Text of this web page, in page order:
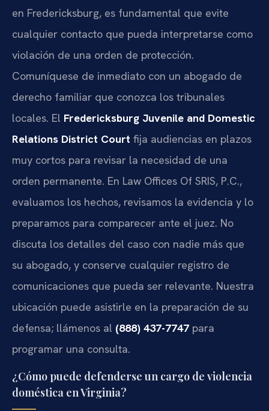
en Fredericksburg, es fundamental que evite
cualquier contacto que pueda interpretarse como
violación de una orden de protección.
Comuníquese de inmediato con un abogado de
derecho familiar que conozca los tribunales
locales. El Fredericksburg Juvenile and Domestic
Relations District Court fija audiencias en plazos
muy cortos para revisar la necesidad de una
orden permanente. En Law Offices Of SRIS, P.C.,
evaluamos los hechos, revisamos la evidencia y lo
preparamos para comparecer ante el juez. No
discuta los detalles del caso con nadie más que
su abogado, y conserve cualquier registro de
comunicaciones que pueda ser relevante. Nuestra
ubicación puede asistirle en la preparación de su
defensa; llámenos al (888) 437-7747 para
programar una consulta.
¿Cómo puede defenderse un cargo de violencia
doméstica en Virginia?